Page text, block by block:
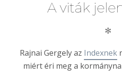
A viták
✻
Rajnai Gergely az Indexnek
miért éri meg a